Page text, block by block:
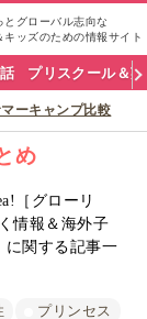
とグローバル志向な
キッズのための情報サイト
プリスクール＆
ーキャンプ比較
め
［グローリ
情報＆海外子
に関する記事一
プリンセス